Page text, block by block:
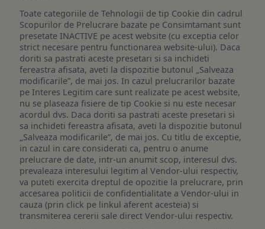
Toate categoriile de Tehnologii de tip Cookie din cadrul
Scopurilor de Prelucrare bazate pe Consimtamant sunt
presetate INACTIVE pe acest website (cu exceptia celor
strict necesare pentru functionarea website-ului). Daca
doriti sa pastrati aceste presetari si sa inchideti
fereastra afisata, aveti la dispozitie butonul „Salveaza
modificarile”, de mai jos. In cazul prelucrarilor bazate
pe Interes Legitim care sunt realizate pe acest website,
nu se plaseaza fisiere de tip Cookie si nu este necesar
acordul dvs. Daca doriti sa pastrati aceste presetari si
sa inchideti fereastra afisata, aveti la dispozitie butonul
„Salveaza modificarile”, de mai jos. Cu titlu de exceptie,
in cazul in care considerati ca, pentru o anume
prelucrare de date, intr-un anumit scop, interesul dvs.
prevaleaza interesului legitim al Vendor-ului respectiv,
va puteti exercita dreptul de opozitie la prelucrare, prin
accesarea politicii de confidentialitate a Vendor-ului in
cauza (prin click pe linkul aferent acesteia) si
transmiterea cererii sale direct Vendor-ului respectiv.